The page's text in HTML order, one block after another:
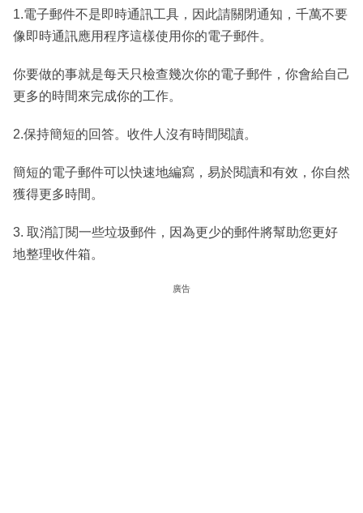
1.電子郵件不是即時通訊工具，因此請關閉通知，千萬不要
像即時通訊應用程序這樣使用你的電子郵件。
你要做的事就是每天只檢查幾次你的電子郵件，你會給自己
更多的時間來完成你的工作。
2.保持簡短的回答。收件人沒有時間閱讀。
簡短的電子郵件可以快速地編寫，易於閱讀和有效，你自然
獲得更多時間。
3. 取消訂閱一些垃圾郵件，因為更少的郵件將幫助您更好
地整理收件箱。
廣告